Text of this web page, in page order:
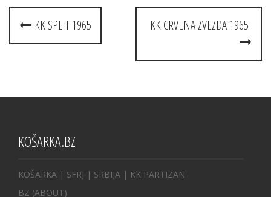
Post
navigation
KK SPLIT 1965 KK CRVENA ZVEZDA 1965
KOŠARKA.BZ
KOŠARKA | SFRJ | SRBIJA | KK PARTIZAN
BZ (ABOUT)